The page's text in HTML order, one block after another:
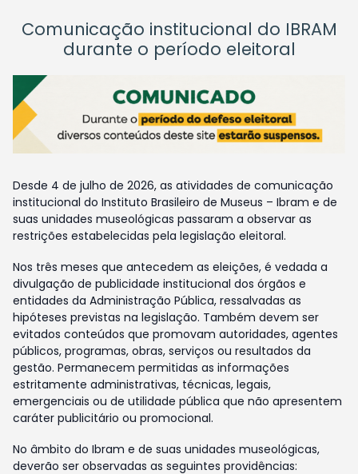
Comunicação institucional do IBRAM
durante o período eleitoral
Desde 4 de julho de 2026, as atividades de comunicação
institucional do Instituto Brasileiro de Museus – Ibram e de
suas unidades museológicas passaram a observar as
restrições estabelecidas pela legislação eleitoral.
Nos três meses que antecedem as eleições, é vedada a
divulgação de publicidade institucional dos órgãos e
entidades da Administração Pública, ressalvadas as
hipóteses previstas na legislação. Também devem ser
evitados conteúdos que promovam autoridades, agentes
públicos, programas, obras, serviços ou resultados da
gestão. Permanecem permitidas as informações
estritamente administrativas, técnicas, legais,
emergenciais ou de utilidade pública que não apresentem
caráter publicitário ou promocional.
No âmbito do Ibram e de suas unidades museológicas,
deverão ser observadas as seguintes providências: